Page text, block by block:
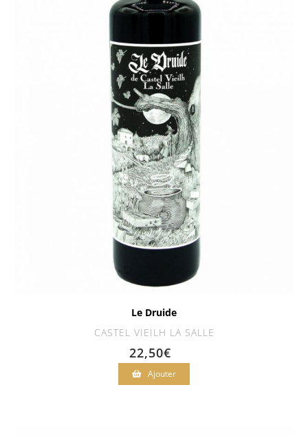
Le Druide
CASTEL VIEILH LA SALLE
22,50€
Ajouter